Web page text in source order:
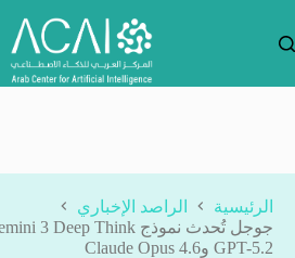
المحتوى
الرئيسية
الراصد الإخباري
GPT-5.2 وClaude Opus 4.6